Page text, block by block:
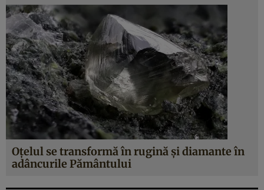
Oțelul se transformă în rugină și diamante în
adâncurile Pământului